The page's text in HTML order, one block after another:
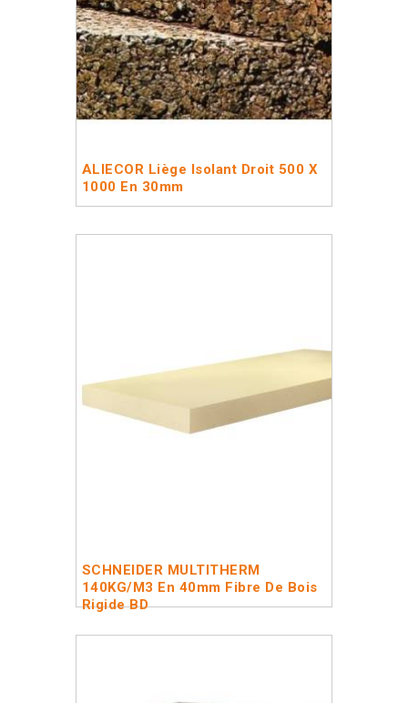
ALIECOR Liège Isolant Droit 500 X
1000 En 30mm
SCHNEIDER MULTITHERM
140KG/m3 En 40mm Fibre De Bois
Rigide BD